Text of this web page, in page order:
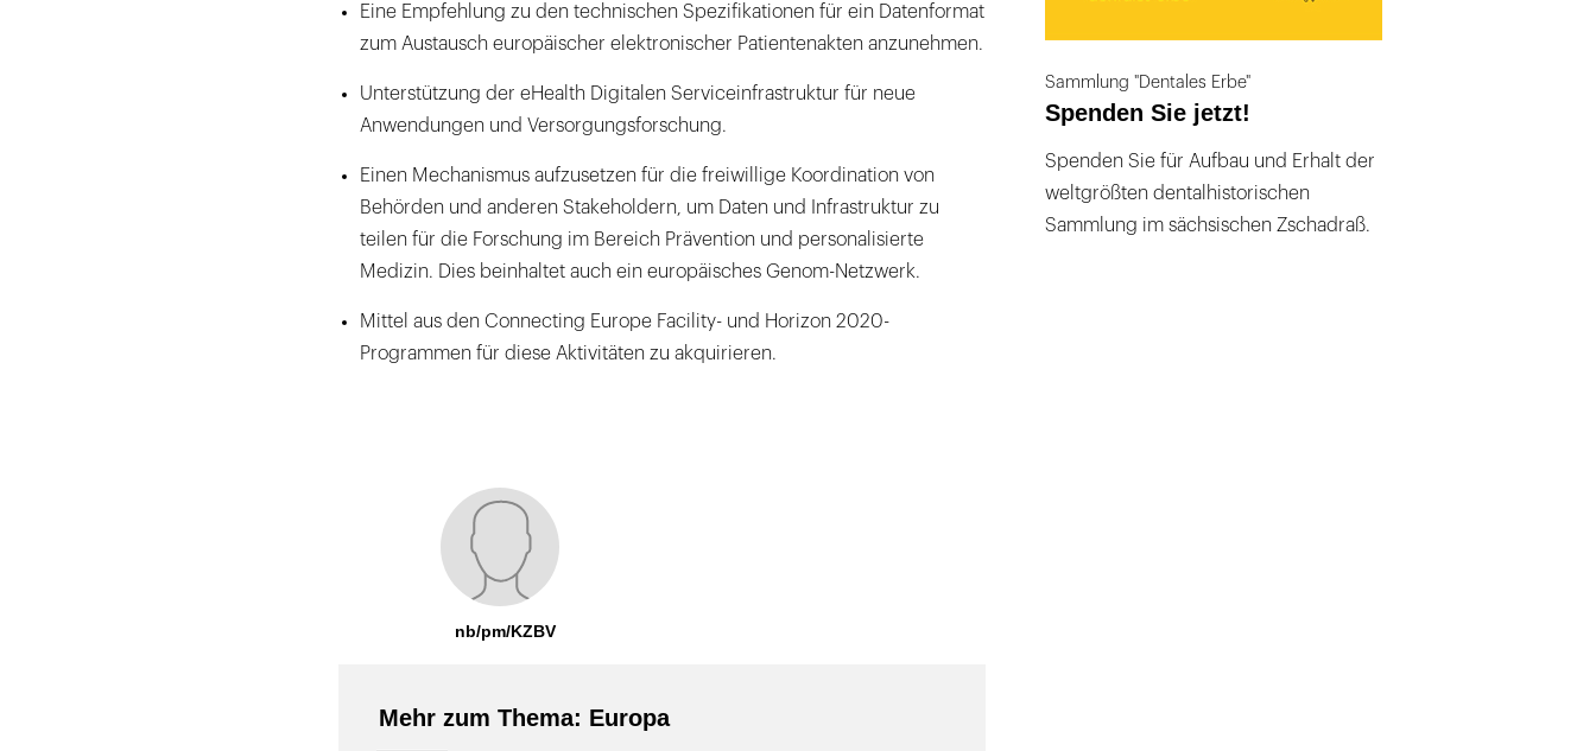
Eine Empfehlung zu den technischen Spezifikationen für ein Datenformat
zum Austausch europäischer elektronischer Patientenakten anzunehmen.
Unterstützung der eHealth Digitalen Serviceinfrastruktur für neue
Anwendungen und Versorgungsforschung.
Einen Mechanismus aufzusetzen für die freiwillige Koordination von
Behörden und anderen Stakeholdern, um Daten und Infrastruktur zu
teilen für die Forschung im Bereich Prävention und personalisierte
Medizin. Dies beinhaltet auch ein europäisches Genom-Netzwerk.
Mittel aus den Connecting Europe Facility- und Horizon 2020-
Programmen für diese Aktivitäten zu akquirieren.
nb/pm/KZBV
Mehr zum Thema: Europa
Sammlung "Dentales Erbe"
Spenden Sie jetzt!
Spenden Sie für Aufbau und Erhalt der
weltgrößten dentalhistorischen
Sammlung im sächsischen Zschadraß.